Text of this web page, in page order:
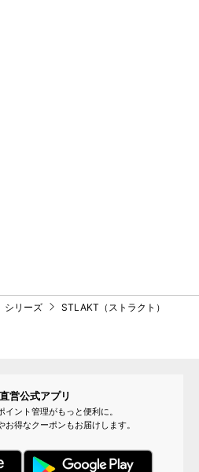
シリーズ STLAKT（ストラクト）
営公式アプリ
イント管理がもっと便利に。
お得なクーポンもお届けします。